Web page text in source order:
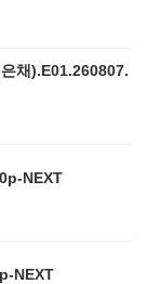
채).E01.260807.
NEXT
NEXT